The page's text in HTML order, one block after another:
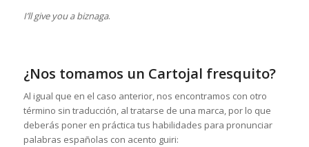
I’ll give you a biznaga.
¿Nos tomamos un Cartojal fresquito?
Al igual que en el caso anterior, nos encontramos con otro
término sin traducción, al tratarse de una marca, por lo que
deberás poner en práctica tus habilidades para pronunciar
palabras españolas con acento guiri: